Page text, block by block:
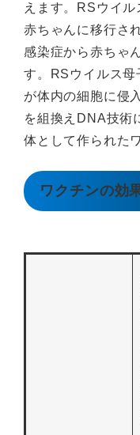
えます。RSウイ
赤ちゃんに移行さ
感染症から赤ちゃ
す。RSウイルス母
が体内の細胞に侵
を組換えDNA技術
体として作られた
ワクチンの効